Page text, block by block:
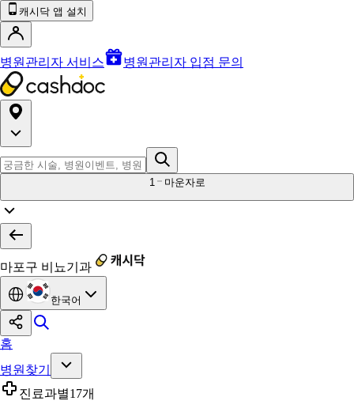
캐시닥 앱 설치
병원관리자 서비스 병원관리자 입점 문의
1 마운자로
마포구 비뇨기과
한국어
홈
병원찾기
진료과별17개